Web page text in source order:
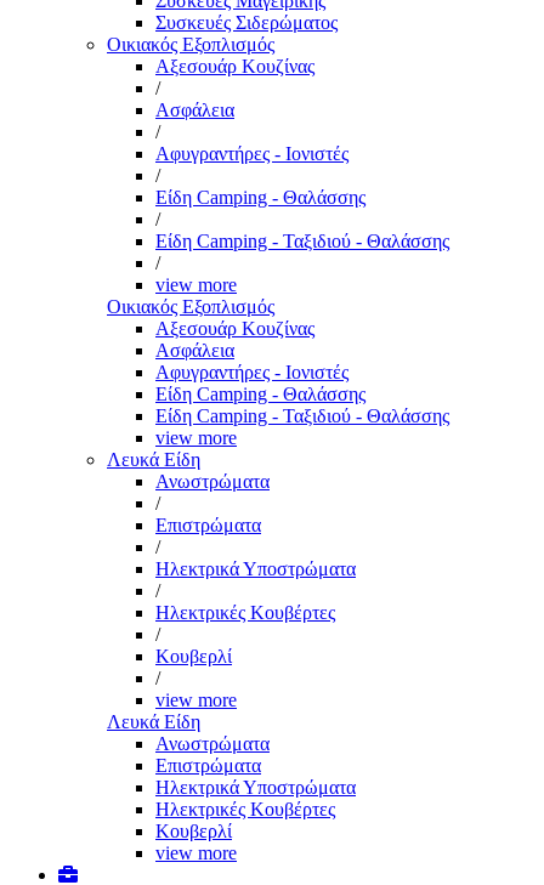
Συσκευές Σιδερώματος
Οικιακός Εξοπλισμός
Αξεσουάρ Κουζίνας
/
Ασφάλεια
/
Αφυγραντήρες - Ιονιστές
/
Είδη Camping - Θαλάσσης
/
Είδη Camping - Ταξιδιού - Θαλάσσης
/
view more
Οικιακός Εξοπλισμός
Αξεσουάρ Κουζίνας
Ασφάλεια
Αφυγραντήρες - Ιονιστές
Είδη Camping - Θαλάσσης
Είδη Camping - Ταξιδιού - Θαλάσσης
view more
Λευκά Είδη
Ανωστρώματα
/
Επιστρώματα
/
Ηλεκτρικά Υποστρώματα
/
Ηλεκτρικές Κουβέρτες
/
Κουβερλί
/
view more
Λευκά Είδη
Ανωστρώματα
Επιστρώματα
Ηλεκτρικά Υποστρώματα
Ηλεκτρικές Κουβέρτες
Κουβερλί
view more